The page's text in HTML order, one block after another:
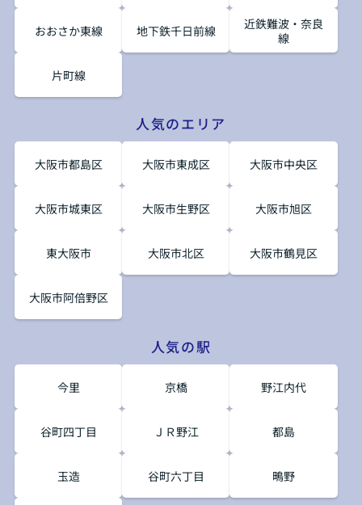
おおさか東線 地下鉄千日前線
近鉄難波・奈良
線
片町線
人気のエリア
大阪市都島区 大阪市東成区 大阪市中央区
大阪市城東区 大阪市生野区 大阪市旭区
東大阪市 大阪市北区 大阪市鶴見区
大阪市阿倍野区
人気の駅
今里 京橋 野江内代
谷町四丁目 ＪＲ野江 都島
玉造 谷町六丁目 鴫野